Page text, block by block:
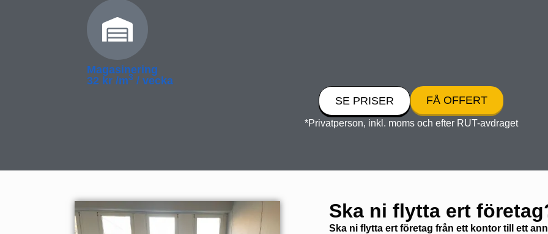
Magasinering
32 kr /m3 / vecka
SE PRISER
FÅ OFFERT
*Privatperson, inkl. moms och efter RUT-avdraget
Ska ni flytta ert
Ska ni flytta ert företag från ett kontor till ett